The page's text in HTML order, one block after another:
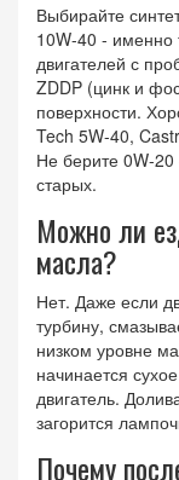
Выбирайте
10W-40 - именно
двигателей с
ZDDP (цинк и
поверхности.
Tech 5W-40,
Не берите 0W-
старых.
Можно ли
масла?
Нет. Даже если
турбину,
низком уровне
начинается
двигатель.
загорится
Почему